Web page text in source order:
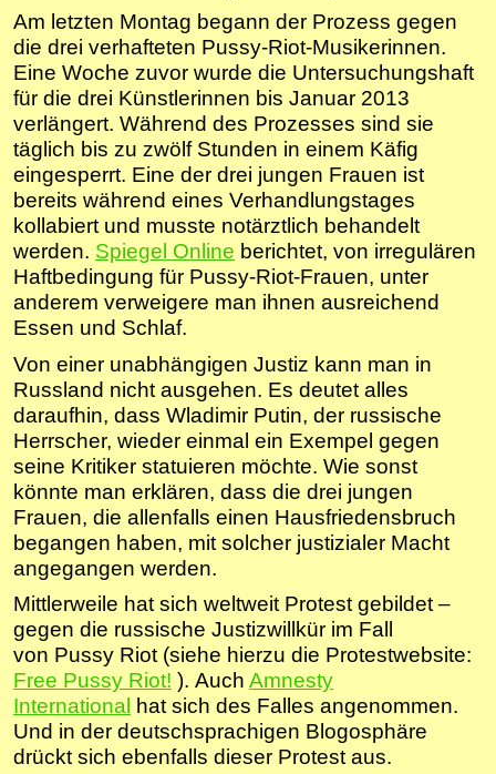
Am letzten Montag begann der Prozess gegen
die drei verhafteten Pussy-Riot-Musikerinnen.
Eine Woche zuvor wurde die Untersuchungshaft
für die drei Künstlerinnen bis Januar 2013
verlängert. Während des Prozesses sind sie
täglich bis zu zwölf Stunden in einem Käfig
eingesperrt. Eine der drei jungen Frauen ist
bereits während eines Verhandlungstages
kollabiert und musste notärztlich behandelt
werden. Spiegel Online berichtet, von irregulären
Haftbedingung für Pussy-Riot-Frauen, unter
anderem verweigere man ihnen ausreichend
Essen und Schlaf.
Von einer unabhängigen Justiz kann man in
Russland nicht ausgehen. Es deutet alles
daraufhin, dass Wladimir Putin, der russische
Herrscher, wieder einmal ein Exempel gegen
seine Kritiker statuieren möchte. Wie sonst
könnte man erklären, dass die drei jungen
Frauen, die allenfalls einen Hausfriedensbruch
begangen haben, mit solcher justizialer Macht
angegangen werden.
Mittlerweile hat sich weltweit Protest gebildet –
gegen die russische Justizwillkür im Fall
von Pussy Riot (siehe hierzu die Protestwebsite:
Free Pussy Riot! ). Auch Amnesty
International
hat sich des Falles angenommen.
Und in der deutschsprachigen Blogosphäre
drückt sich ebenfalls dieser Protest aus.